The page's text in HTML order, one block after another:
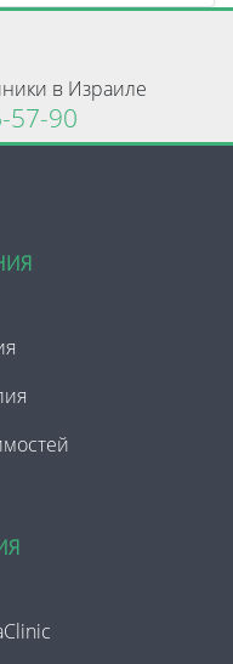
в Израиле
57-90